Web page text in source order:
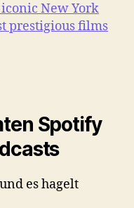
New York
prestigious films
Spotify
es hagelt